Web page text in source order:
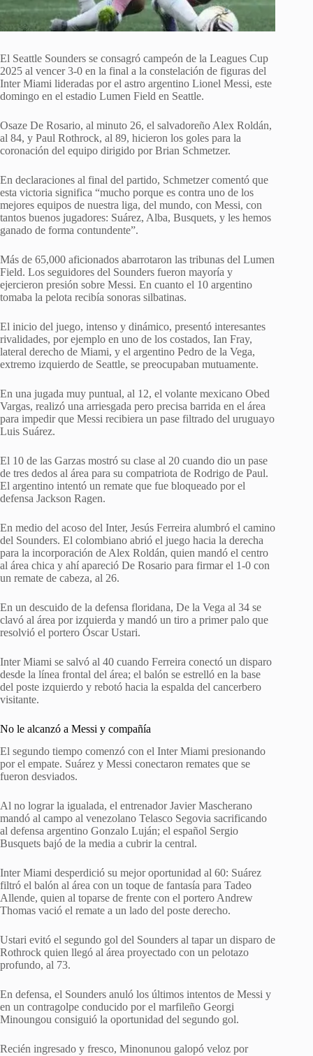
El Seattle Sounders se consagró campeón de la Leagues Cup
2025 al vencer 3-0 en la final a la constelación de figuras del
Inter Miami lideradas por el astro argentino Lionel Messi, este
domingo en el estadio Lumen Field en Seattle.
Osaze De Rosario, al minuto 26, el salvadoreño Alex Roldán,
al 84, y Paul Rothrock, al 89, hicieron los goles para la
coronación del equipo dirigido por Brian Schmetzer.
En declaraciones al final del partido, Schmetzer comentó que
esta victoria significa “mucho porque es contra uno de los
mejores equipos de nuestra liga, del mundo, con Messi, con
tantos buenos jugadores: Suárez, Alba, Busquets, y les hemos
ganado de forma contundente”.
Más de 65,000 aficionados abarrotaron las tribunas del Lumen
Field. Los seguidores del Sounders fueron mayoría y
ejercieron presión sobre Messi. En cuanto el 10 argentino
tomaba la pelota recibía sonoras silbatinas.
El inicio del juego, intenso y dinámico, presentó interesantes
rivalidades, por ejemplo en uno de los costados, Ian Fray,
lateral derecho de Miami, y el argentino Pedro de la Vega,
extremo izquierdo de Seattle, se preocupaban mutuamente.
En una jugada muy puntual, al 12, el volante mexicano Obed
Vargas, realizó una arriesgada pero precisa barrida en el área
para impedir que Messi recibiera un pase filtrado del uruguayo
Luis Suárez.
El 10 de las Garzas mostró su clase al 20 cuando dio un pase
de tres dedos al área para su compatriota de Rodrigo de Paul.
El argentino intentó un remate que fue bloqueado por el
defensa Jackson Ragen.
En medio del acoso del Inter, Jesús Ferreira alumbró el camino
del Sounders. El colombiano abrió el juego hacia la derecha
para la incorporación de Alex Roldán, quien mandó el centro
al área chica y ahí apareció De Rosario para firmar el 1-0 con
un remate de cabeza, al 26.
En un descuido de la defensa floridana, De la Vega al 34 se
clavó al área por izquierda y mandó un tiro a primer palo que
resolvió el portero Óscar Ustari.
Inter Miami se salvó al 40 cuando Ferreira conectó un disparo
desde la línea frontal del área; el balón se estrelló en la base
del poste izquierdo y rebotó hacia la espalda del cancerbero
visitante.
No le alcanzó a Messi y compañía
El segundo tiempo comenzó con el Inter Miami presionando
por el empate. Suárez y Messi conectaron remates que se
fueron desviados.
Al no lograr la igualada, el entrenador Javier Mascherano
mandó al campo al venezolano Telasco Segovia sacrificando
al defensa argentino Gonzalo Luján; el español Sergio
Busquets bajó de la media a cubrir la central.
Inter Miami desperdició su mejor oportunidad al 60: Suárez
filtró el balón al área con un toque de fantasía para Tadeo
Allende, quien al toparse de frente con el portero Andrew
Thomas vació el remate a un lado del poste derecho.
Ustari evitó el segundo gol del Sounders al tapar un disparo de
Rothrock quien llegó al área proyectado con un pelotazo
profundo, al 73.
En defensa, el Sounders anuló los últimos intentos de Messi y
en un contragolpe conducido por el marfileño Georgi
Minoungou consiguió la oportunidad del segundo gol.
Recién ingresado y fresco, Minonunou galopó veloz por